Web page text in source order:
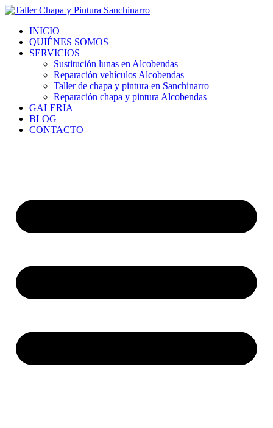
Ir
contenidoINICIO
QUIÉNES SOMOS
SERVICIOS
Sustitución lunas en Alcobendas
Reparación vehículos Alcobendas
Taller de chapa y pintura en Sanchinarro
Reparación chapa y pintura Alcobendas
GALERIA
BLOG
CONTACTO